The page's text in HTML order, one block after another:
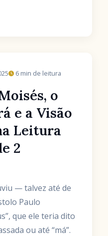
6 min de leitura
o
e a Visão
Leitura
2
— talvez até de
Paulo
que ele teria dito
ou até “má”.